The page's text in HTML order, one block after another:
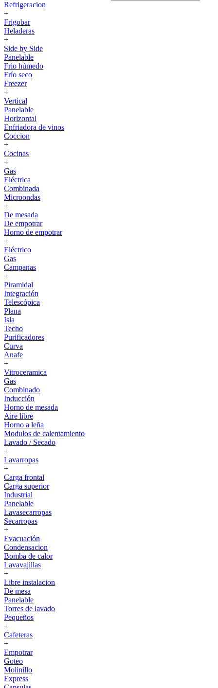
Refrigeracion
+
Frigobar
Heladeras
+
Side by Side
Panelable
Frio húmedo
Frío seco
Freezer
+
Vertical
Panelable
Horizontal
Enfriadora de vinos
Coccion
+
Cocinas
+
Gas
Eléctrica
Combinada
Microondas
+
De mesada
De empotrar
Horno de empotrar
+
Eléctrico
Gas
Campanas
+
Piramidal
Integración
Telescópica
Plana
Isla
Techo
Purificadores
Curva
Anafe
+
Vitroceramica
Gas
Combinado
Inducción
Horno de mesada
Aire libre
Horno a leña
Modulos de calentamiento
Lavado / Secado
+
Lavarropas
+
Carga frontal
Carga superior
Industrial
Panelable
Lavasecarropas
Secarropas
+
Evacuación
Condensacion
Bomba de calor
Lavavajillas
+
Libre instalacion
De mesa
Panelable
Torres de lavado
Pequeños
+
Cafeteras
+
Empotrar
Goteo
Molinillo
Express